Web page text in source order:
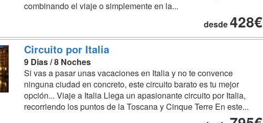
combinando el viaje o simplemente en la...
desde428€
Circuito por Italia
9 Dias / 8 Noches
Si vas a pasar unas vacaciones en Italia y no te convence
ninguna ciudad en concreto, este circuito barato es tu mejor
opción... Viaje a Italia Llega un apasionante circuito por Italia,
recorriendo los puntos de la Toscana y Cinque Terre En este...